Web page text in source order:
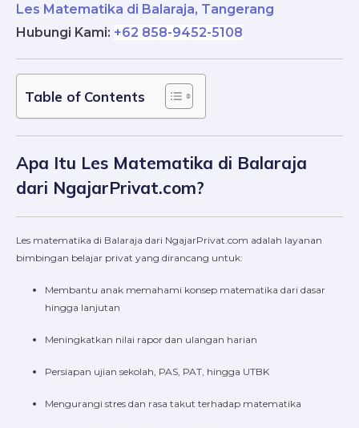
Les Matematika di Balaraja, Tangerang
Hubungi Kami: +62 858-9452-5108
Table of Contents
Apa Itu Les Matematika di Balaraja
dari NgajarPrivat.com?
Les matematika di Balaraja dari NgajarPrivat.com adalah layanan
bimbingan belajar privat yang dirancang untuk:
Membantu anak memahami konsep matematika dari dasar
hingga lanjutan
Meningkatkan nilai rapor dan ulangan harian
Persiapan ujian sekolah, PAS, PAT, hingga UTBK
Mengurangi stres dan rasa takut terhadap matematika